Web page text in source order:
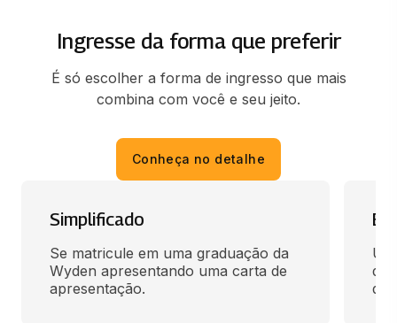
Ingresse da forma que preferir
É só escolher a forma de ingresso que mais
combina com você e seu jeito.
Conheça no detalhe
Simplificado
Se matricule em uma graduação da
Wyden apresentando uma carta de
apresentação.